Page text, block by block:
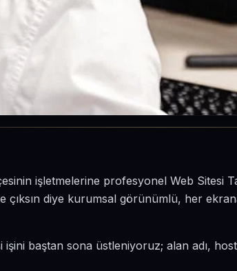
işletmelerine profesyonel Web Sitesi
çıksın diye kurumsal görünümlü, her
baştan sona üstleniyoruz; alan adı,